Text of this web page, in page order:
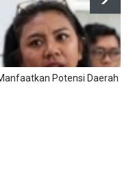
Potensi Daerah